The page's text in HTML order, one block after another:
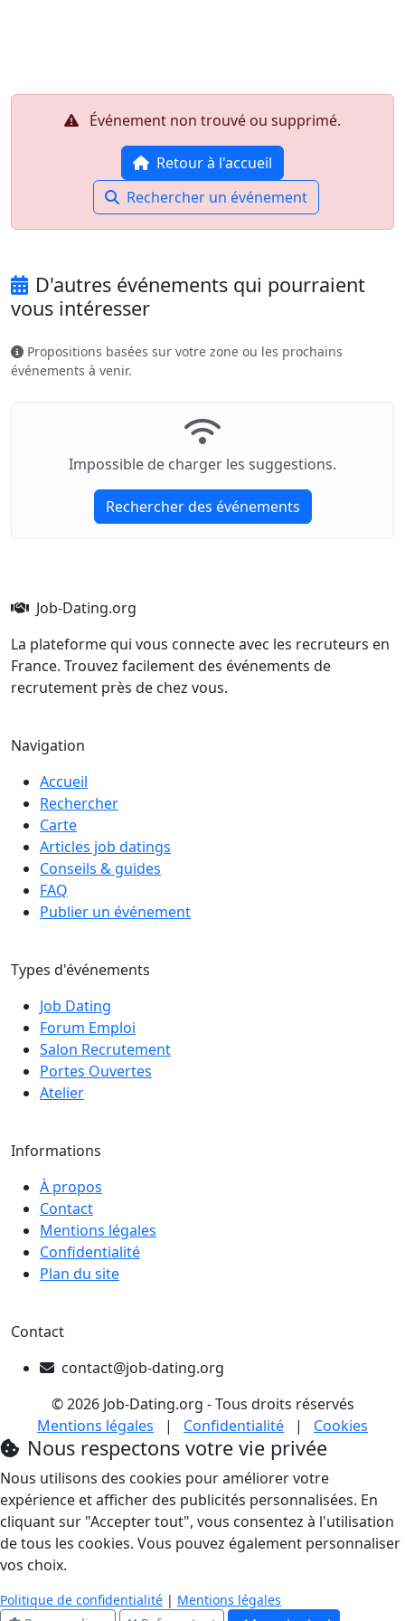
Événement non trouvé ou supprimé.
Retour à l'accueil
Rechercher un événement
D'autres événements qui pourraient
vous intéresser
Propositions basées sur votre zone ou les prochains
événements à venir.
Impossible de charger les suggestions.
Rechercher des événements
Job-Dating.org
La plateforme qui vous connecte avec les recruteurs en
France. Trouvez facilement des événements de
recrutement près de chez vous.
Navigation
Accueil
Rechercher
Carte
Articles job datings
Conseils & guides
FAQ
Publier un événement
Types d'événements
Job Dating
Forum Emploi
Salon Recrutement
Portes Ouvertes
Atelier
Informations
À propos
Contact
Mentions légales
Confidentialité
Plan du site
Contact
contact@job-dating.org
© 2026 Job-Dating.org - Tous droits réservés
Mentions légales
| Confidentialité | Cookies
Nous respectons votre vie privée
Nous utilisons des cookies pour améliorer votre
expérience et afficher des publicités personnalisées. En
cliquant sur "Accepter tout", vous consentez à l'utilisation
de tous les cookies. Vous pouvez également personnaliser
vos choix.
Politique de confidentialité | Mentions légales